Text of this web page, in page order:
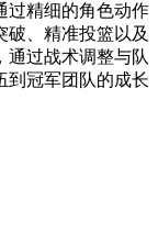
过精细的角色动作
破、精准投篮以及
通过战术调整与队
到冠军团队的成长